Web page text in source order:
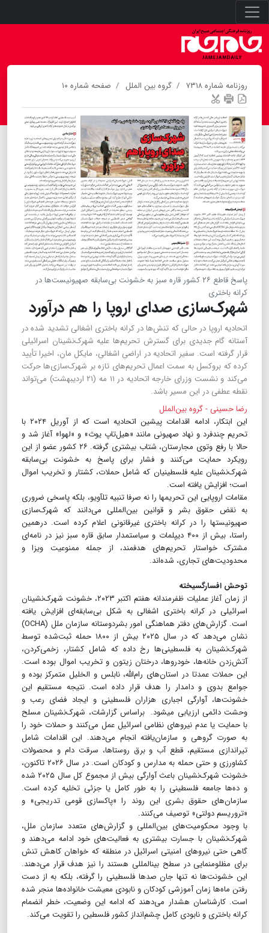
روزنامه شماره ۷۳۱۸ گروه بین الملل صفحه شماره ۱۰
پاسخ قاطع ۲۶ کشور قاره سبز به خشونت بی‌سابقه صهیونیست‌ها در
کرانه باختری
شهرک‌سازی صدای اروپا را هم درآورد
اتحادیه اروپا در حالی که تنش‌ها در کرانه باختری اشغالی تشدید شده در
آستانه گام جدیدی برای گسترش تحریم‌ها علیه شهرک‌نشینان اسرائیلی
قرار گرفته است. سفیر اتحادیه در اراضی اشغالی، مایکل مان، اخیرا تأیید
کرده که بروکسل به سمت اعمال تحریم‌های تازه بر شهرک‌سازی‌ها حرکت
می‌کند و نشست وزرای خارجه اتحادیه در ۱۱ مه (۲۱ اردیبهشت) می‌تواند
نقطه عطفی در این مسیر باشد.
رضا حسینی - گروه بین‌الملل
این ابتکار، ادامه اقدامات پیشین اتحادیه است که از آوریل ۲۰۲۴ با
تحریم چند‌فرد و نهاد صهیونی مانند «هیل‌تاپ یوث» و «لهوا» آغاز شد و
حالا با رفع وتوى مجارستان، شتاب بیشتری گرفته. ۲۶ کشور عضو از این
رویکرد حمایت می‌کنند و فشار برای پاسخ به خشونت بی‌سابقه
شهرک‌نشینان علیه فلسطینیان که شامل حملات، کشتار و تخریب اموال
است‌؛ افزایش یافته است.
مقامات اروپایی این تحریم‎ها را نه صرفا تنبیه تل‎آویو، بلکه پاسخی ضروری
به نقض حقوق بشر و قوانین بین‌المللی می‌دانند که شهرک‌سازی
صهیونیست‎ها را در کرانه باختری غیرقانونی اعلام کرده است. درهمین
راستا، بیش از ۴۰۰ دیپلمات و سیاستمدار سابق قاره سبز نیز در نامه‌ای
مشترک خواستار تحریم‌های هدفمند، از جمله ممنوعیت ویزا و
محدودیت‌های تجاری، شده‌اند.
توحش افسارگسیخته
از زمان آغاز عملیات ظفرمندانه هفتم اکتبر ۲۰۲۳، خشونت شهرک‌نشینان
اسرائیلی در کرانه باختری اشغالی به شکل بی‌سابقه‌ای افزایش یافته
است. گزارش‌های دفتر هماهنگی امور بشردوستانه سازمان ملل (OCHA)
نشان می‌دهد که در سال ۲۰۲۵ بیش از ۱۸۰۰ حمله ثبت‌شده توسط
شهرک‌نشینان به فلسطینی‌ها رخ داده که شامل کشتار، زخمی‌کردن،
آتش‌زدن خانه‌ها، خودروها، درختان زیتون و تخریب اموال بوده است.
این حملات عمدتا در استان‌های رام‌الله، نابلس و الخلیل متمرکز بوده و
جوامع بدوی و دامدار را هدف قرار داده است. نتیجه مستقیم این
خشونت‌ها، آوارگی اجباری هزاران فلسطینی و ایجاد فضای رعب و
وحشت دائمی ارزیابی می‎شود. براساس گزارشات، شهرک‌نشینان مسلح
با حمایت یا عدم نیروهای نظامی اسرائیل عمل می‌کنند و حملات خود را
به صورت گروهی و سازمان‌یافته انجام می‌دهند. این اقدامات شامل
تیراندازی مستقیم، قطع آب و برق روستاها، سرقت دام و محصولات
کشاورزی و حتی حمله به مدارس و کودکان است. در سال ۲۰۲۶ تاکنون،
خشونت شهرک‌نشینان باعث آوارگی بیش از مجموع کل سال ۲۰۲۵ شده
و ده‌ها جامعه فلسطینی را به طور کامل یا جزئی تخلیه کرده است.
سازمان‌های حقوق بشری این روند را «پاکسازی قومی تدریجی» و
«تروریسم دولتی» توصیف می‌کنند.
با وجود محکومیت‌های بین‌المللی و گزارش‌های متعدد سازمان ملل،
شهرک‌نشینان با جسارت بیشتری به فعالیت‌های خود ادامه می‌دهند و
گاهی حتی نیروهای امنیتی اسرائیل در منطقه که خواهان کاهش تنش
برای مظلوم‎نمایی در سطح بین‎المللی هستند را نیز هدف قرار می‌دهند.
این خشونت‌ها نه تنها جان صدها فلسطینی را گرفته، بلکه ‌به از دست
رفتن ماه‌ها زمان آموزشی کودکان و نابودی معیشت خانواده‌ها منجر شده
است. کارشناسان هشدار می‌دهند که ادامه این وضعیت، خطر انضمام
کرانه باختری و نابودی کامل چشم‌انداز کشور فلسطین را تقویت می‌کند.